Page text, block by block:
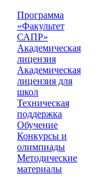
Программа
«Факультет
САПР»
Академическая
лицензия
Академическая
лицензия для
школ
Техническая
поддержка
Обучение
Конкурсы и
олимпиады
Методические
материалы